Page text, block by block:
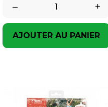
–
+
AJOUTER AU PANIER